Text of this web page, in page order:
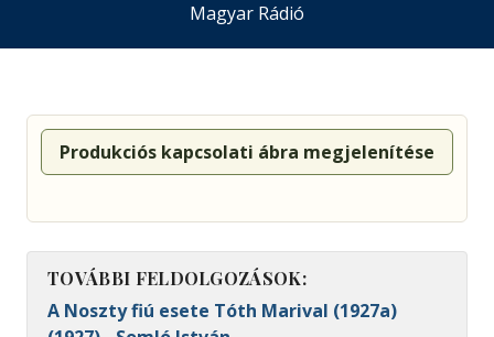
Magyar Rádió
Produkciós kapcsolati ábra megjelenítése
TOVÁBBI FELDOLGOZÁSOK:
A Noszty fiú esete Tóth Marival (1927a)